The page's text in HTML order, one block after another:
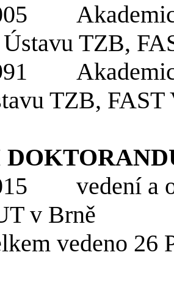
Ústavu TZB,
TZB,
vedení a
v Brně
vedeno 26